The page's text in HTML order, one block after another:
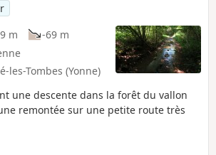
m
-69 m
les-Tombes (Yonne)
une descente dans la forêt du vallon
remontée sur une petite route très